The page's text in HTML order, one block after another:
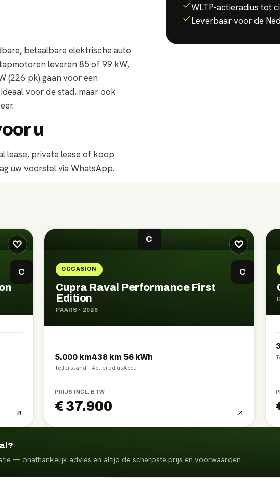
betaalbare elektrische auto
leveren 85 of 99 kW,
(226 pk) gaan voor een
voor de stad, maar ook
u
lease, private lease of koop
uw voorstel via WhatsApp.
WLTP-actieradius tot
Leverbaar voor de
♡
C
♡
C
OCCASION C
Cupra Raval Performance First
Edition
PAARS · 2026
5.000 km
Tellerstand
438 km
Actieradius
56 kWh
Accu
PRIJS INCL. BTW
€ 37.900
— onafhankelijk advies en altijd de scherpste prijs én voorwaarden.